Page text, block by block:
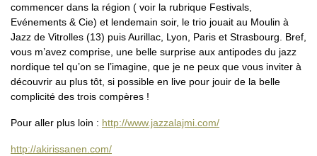
commencer dans la région ( voir la rubrique Festivals,
Evénements & Cie) et lendemain soir, le trio jouait au Moulin à
Jazz de Vitrolles (13) puis Aurillac, Lyon, Paris et Strasbourg. Bref,
vous m’avez comprise, une belle surprise aux antipodes du jazz
nordique tel qu’on se l’imagine, que je ne peux que vous inviter à
découvrir au plus tôt, si possible en live pour jouir de la belle
complicité des trois compères !
Pour aller plus loin : http://www.jazzalajmi.com/
http://akirissanen.com/